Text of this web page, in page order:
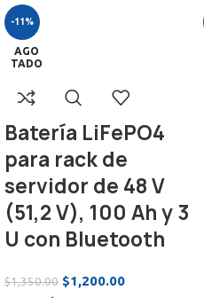
-11%
AGO
TADO
Batería LiFePO4
para rack de
servidor de 48 V
(51,2 V), 100 Ah y 3
U con Bluetooth
$1,350.00 $1,200.00